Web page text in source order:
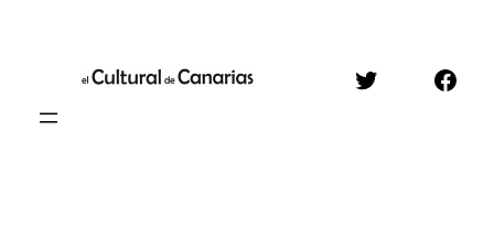
contenido
Twitter